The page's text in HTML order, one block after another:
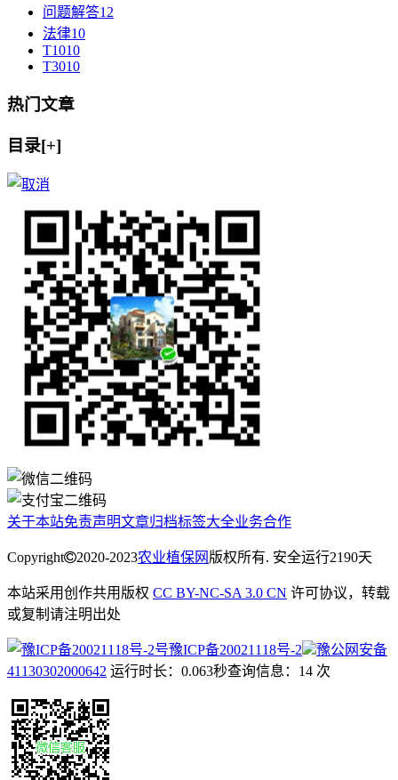
问题解答12
法律10
T1010
T3010
热门文章
目录[+]
关于本站免责声明文章归档标签大全业务合作
Copyright 2020-2023农业植保网 版权所有. 安全运行2190天
本站采用创作共用版权 CC BY-NC-SA 3.0 CN 许可协议，转载
或复制请注明出处
豫ICP备20021118号-2
豫公网安备
41130302000642 运行时长：0.063秒查询信息：14 次